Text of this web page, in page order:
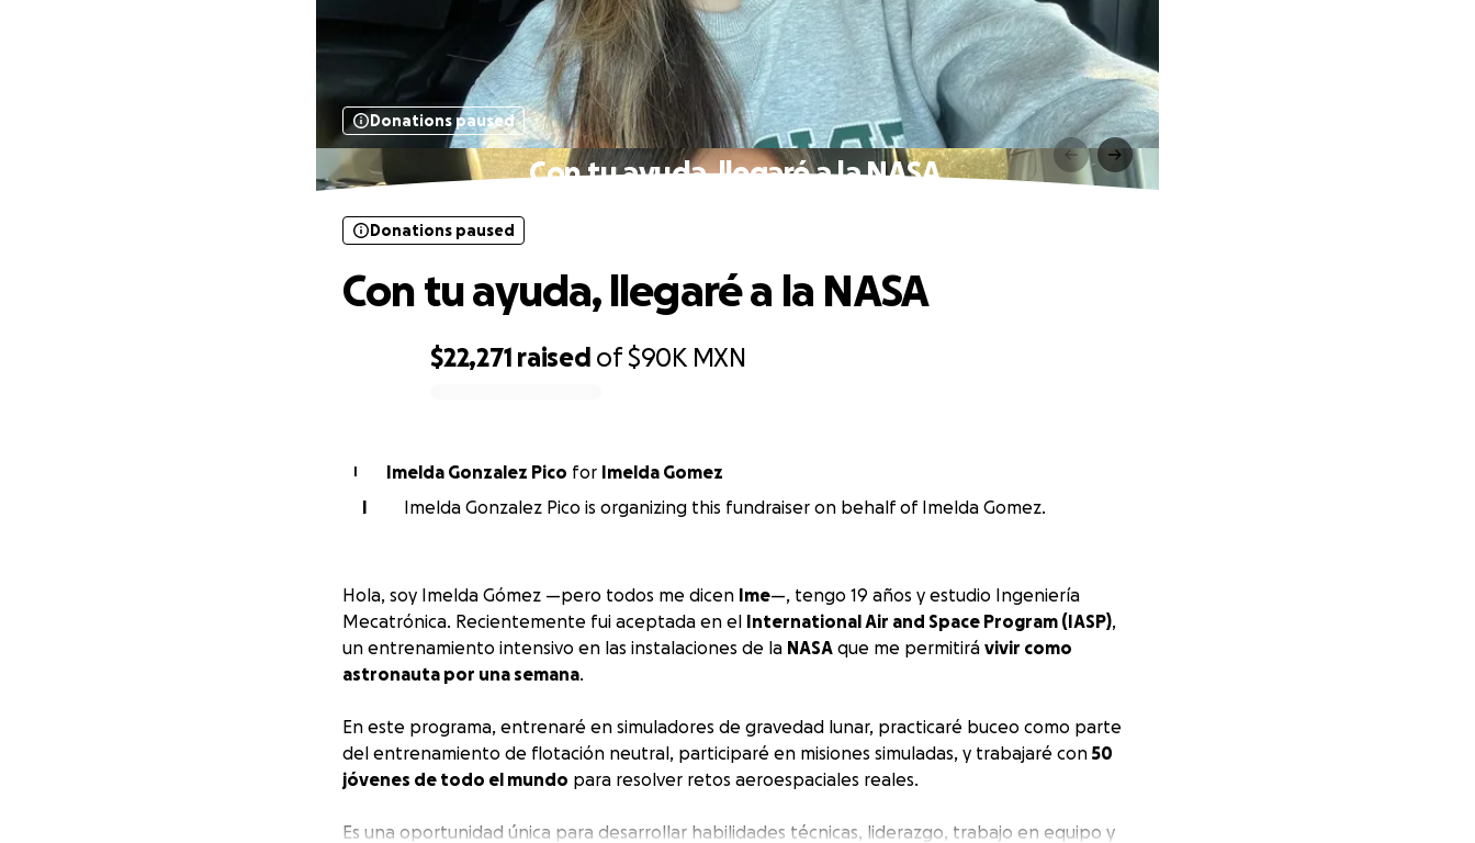
Donations paused
Con tu ayuda, llegaré a la NASA ️
$22,271 raised of$90K MXN
Donations paused
Con tu ayuda, llegaré a la NASA ️
I Imelda Gonzalez Pico for Imelda Gomez
I
Imelda Gonzalez Pico is organizing this fundraiser on behalf of Imelda Gomez.
Hola, soy Imelda Gómez —pero todos me dicen Ime—, tengo 19 años y estudio Ingeniería
Mecatrónica. Recientemente fui aceptada en el International Air and Space Program (IASP),
un entrenamiento intensivo en las instalaciones de la NASA que me permitirá vivir como
astronauta por una semana.‍
En este programa, entrenaré en simuladores de gravedad lunar, practicaré buceo como parte
del entrenamiento de flotación neutral, participaré en misiones simuladas, y trabajaré con 50
jóvenes de todo el mundo para resolver retos aeroespaciales reales.
Es una oportunidad única para desarrollar habilidades técnicas, liderazgo, trabajo en equipo y